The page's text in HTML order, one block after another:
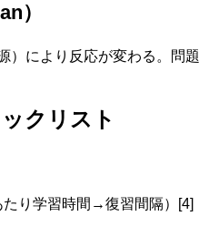
）
）により反応が変わる。問題
クリスト
り学習時間→復習間隔）[4]